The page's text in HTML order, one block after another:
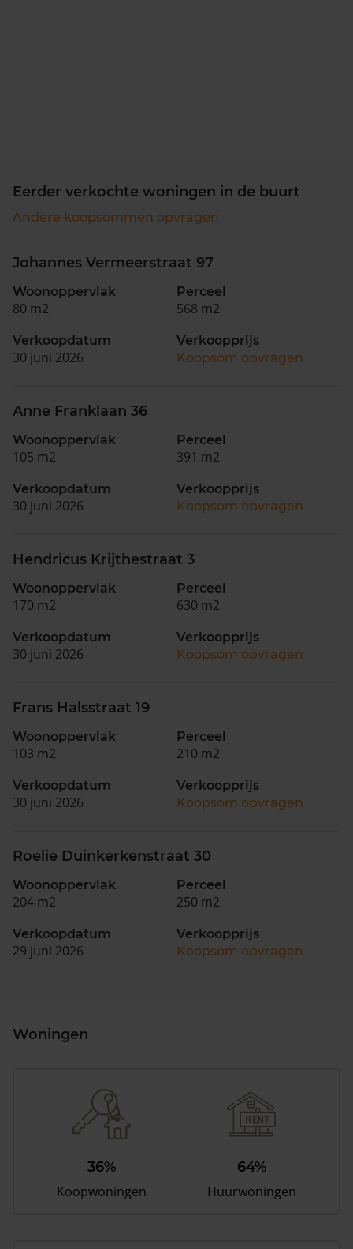
Eerder verkochte woningen in de buurt
Andere koopsommen opvragen
Johannes Vermeerstraat 97
Woonoppervlak
80 m2
Perceel
568 m2
Verkoopdatum
30 juni 2026
Verkoopprijs
Koopsom opvragen
Anne Franklaan 36
Woonoppervlak
105 m2
Perceel
391 m2
Verkoopdatum
30 juni 2026
Verkoopprijs
Koopsom opvragen
Hendricus Krijthestraat 3
Woonoppervlak
170 m2
Perceel
630 m2
Verkoopdatum
30 juni 2026
Verkoopprijs
Koopsom opvragen
Frans Halsstraat 19
Woonoppervlak
103 m2
Perceel
210 m2
Verkoopdatum
30 juni 2026
Verkoopprijs
Koopsom opvragen
Roelie Duinkerkenstraat 30
Woonoppervlak
204 m2
Perceel
250 m2
Verkoopdatum
29 juni 2026
Verkoopprijs
Koopsom opvragen
Woningen
36%
Koopwoningen
64%
Huurwoningen